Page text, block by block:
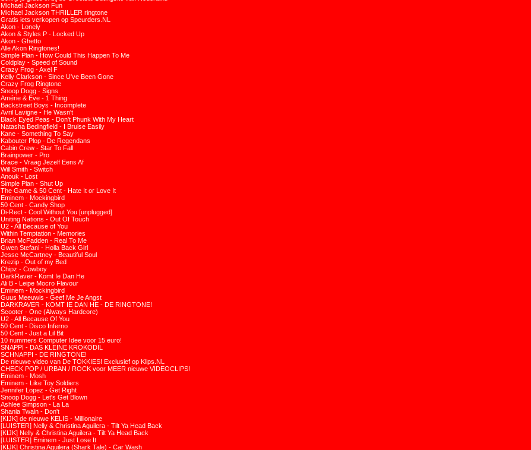
Michael Jackson Fun
Michael Jackson THRILLER ringtone
Gratis iets verkopen op Speurders.NL
Akon - Lonely
Akon & Styles P - Locked Up
Akon - Ghetto
Alle Akon Ringtones!
Simple Plan - How Could This Happen To Me
Coldplay - Speed of Sound
Crazy Frog - Axel F
Kelly Clarkson - Since U've Been Gone
Crazy Frog Ringtone
Snoop Dogg - Signs
Amérie & Eve - 1 Thing
Backstreet Boys - Incomplete
Avril Lavigne - He Wasn't
Black Eyed Peas - Don't Phunk With My Heart
Natasha Bedingfield - I Bruise Easily
Kane - Something To Say
Kabouter Plop - De Regendans
Cabin Crew - Star To Fall
Brainpower - Pro
Brace - Vraag Jezelf Eens Af
Will Smith - Switch
Anouk - Lost
Simple Plan - Shut Up
The Game & 50 Cent - Hate It or Love It
Eminem - Mockingbird
50 Cent - Candy Shop
Di-Rect - Cool Without You [unplugged]
Uniting Nations - Out Of Touch
U2 - All Because of You
Within Temptation - Memories
Brian McFadden - Real To Me
Gwen Stefani - Holla Back Girl
Jesse McCartney - Beautiful Soul
Krezip - Out of my Bed
Chipz - Cowboy
DarkRaver - Komt Ie Dan He
Ali B - Leipe Mocro Flavour
Eminem - Mockingbird
Guus Meeuwis - Geef Me Je Angst
DARKRAVER - KOMT IE DAN HE - DE RINGTONE!
Scooter - One (Always Hardcore)
U2 - All Because Of You
50 Cent - Disco Inferno
50 Cent - Just a Lil Bit
10 nummers Computer Idee voor 15 euro!
SNAPPI - DAS KLEINE KROKODIL
SCHNAPPI - DE RINGTONE!
De nieuwe video van De TOKKIES! Exclusief op Klips.NL
CHECK POP / URBAN / ROCK voor MEER nieuwe VIDEOCLIPS!
Eminem - Mosh
Eminem - Like Toy Soldiers
Jennifer Lopez - Get Right
Snoop Dogg - Let's Get Blown
Ashlee Simpson - La La
Shania Twain - Don't
[KIJK] de nieuwe KELIS - Millionaire
[LUISTER] Nelly & Christina Aguilera - Tilt Ya Head Back
[KIJK] Nelly & Christina Aguilera - Tilt Ya Head Back
[LUISTER] Eminem - Just Lose It
[KIJK] Christina Aguilera (Shark Tale) - Car Wash